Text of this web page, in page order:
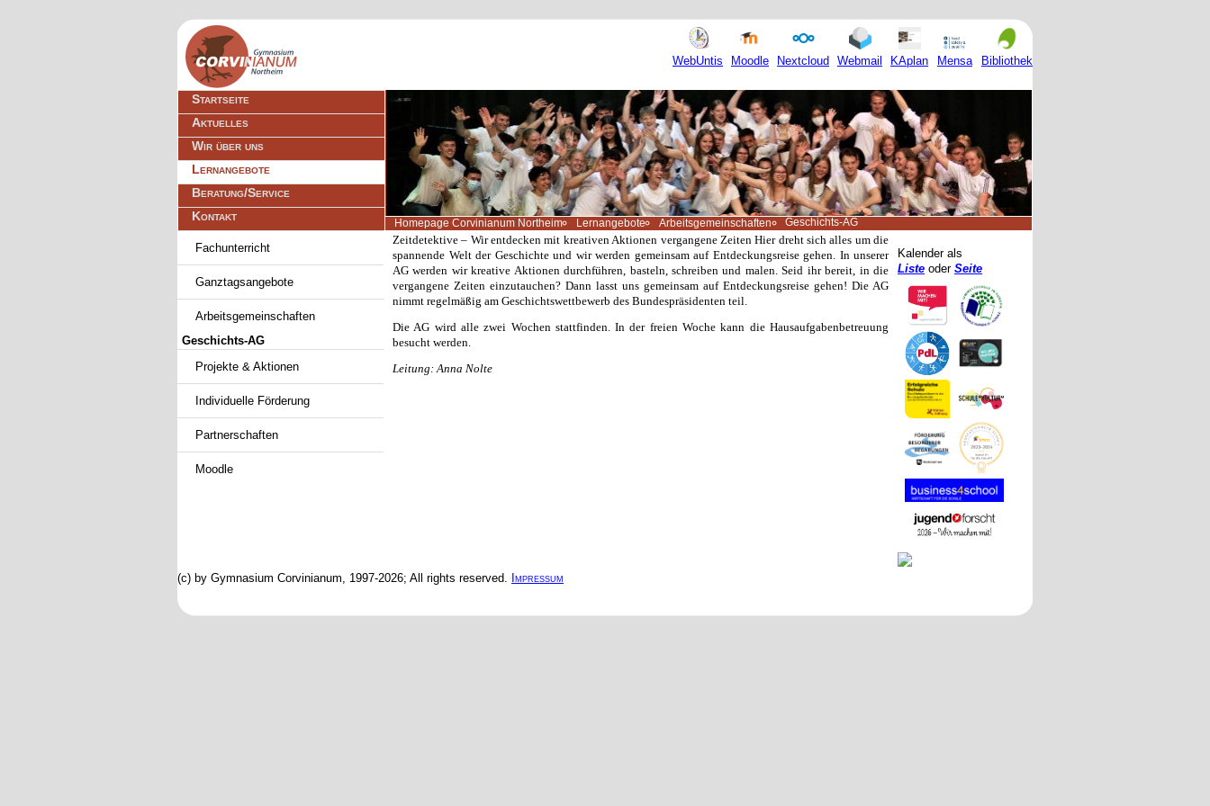
WebUntis Moodle Nextcloud Webmail KAplan Mensa Bibliothek
Navigation
überspringen
Startseite
Aktuelles
Wir über uns
Lernangebote
Beratung/Service
Kontakt
Homepage Corvinianum Northeim Lernangebote Arbeitsgemeinschaften Geschichts-AG
Zeitdetektive – Wir entdecken mit kreativen Aktionen vergangene Zeiten Hier dreht sich alles um die
spannende Welt der Geschichte und wir werden gemeinsam auf Entdeckungsreise gehen. In unserer
AG werden wir kreative Aktionen durchführen, basteln, schreiben und malen. Seid ihr bereit, in die
vergangene Zeiten einzutauchen? Dann lasst uns gemeinsam auf Entdeckungsreise gehen! Die AG
nimmt regelmäßig am Geschichtswettbewerb des Bundespräsidenten teil.
Die AG wird alle zwei Wochen stattfinden. In der freien Woche kann die Hausaufgabenbetreuung
besucht werden.
Leitung: Anna Nolte
überspringen
Fachunterricht
Ganztagsangebote
Arbeitsgemeinschaften
Geschichts-AG
Projekte & Aktionen
Individuelle Förderung
Partnerschaften
Moodle
Kalender als
Liste oder Seite
(c) by Gymnasium Corvinianum, 1997-2026; All rights reserved. Impressum